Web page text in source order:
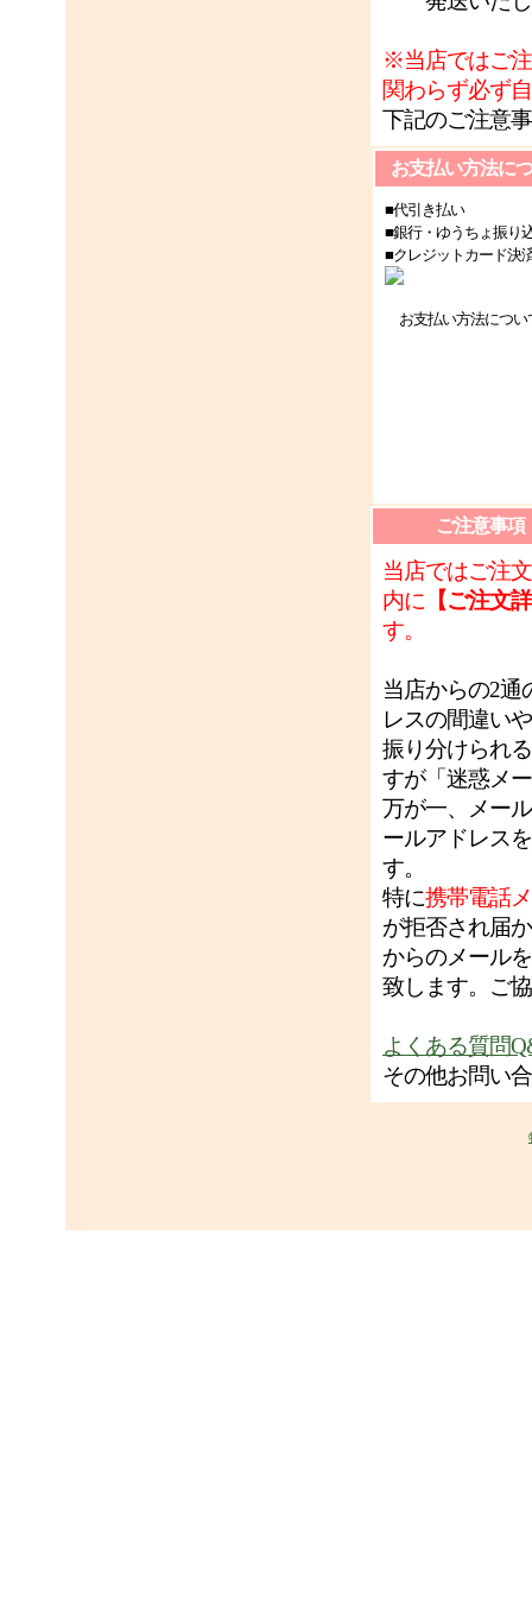
※当店ではご
関わらず必ず
下記のご注意
お支払い方法に
■代引き払い
■銀行・ゆうちょ振り
■クレジットカード決
お支払い方法につい
ご注意事項
当店ではご注
内に 【ご注文
す。
当店からの2通
レスの間違い
振り分けられ
すが「迷惑メ
万が一、メー
ールアドレスを
す。
特に携帯電話
が拒否され届
からのメール
致します。ご
よくある質問
その他お問い